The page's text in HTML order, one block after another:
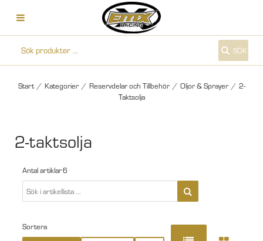
SÖK
Start / Kategorier / Reservdelar och Tillbehör / Oljor & Sprayer / 2-
Taktsolja
2-taktsolja
Antal artiklar6
Sortera